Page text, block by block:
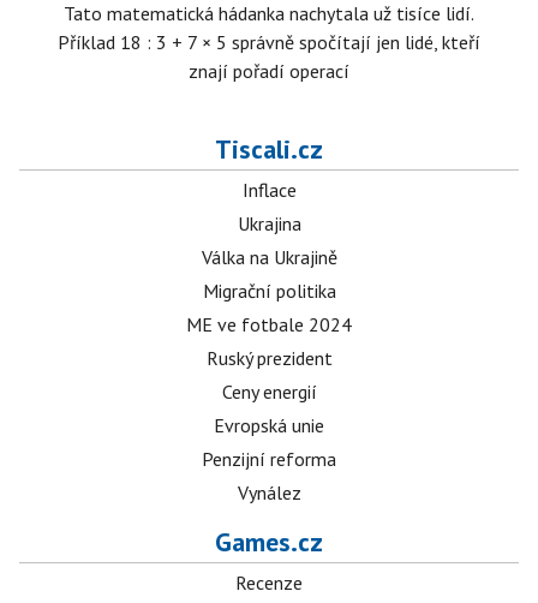
Tato matematická hádanka nachytala už tisíce lidí.
Příklad 18 : 3 + 7 × 5 správně spočítají jen lidé, kteří
znají pořadí operací
Tiscali.cz
Inflace
Ukrajina
Válka na Ukrajině
Migrační politika
ME ve fotbale 2024
Ruský prezident
Ceny energií
Evropská unie
Penzijní reforma
Vynález
Games.cz
Recenze